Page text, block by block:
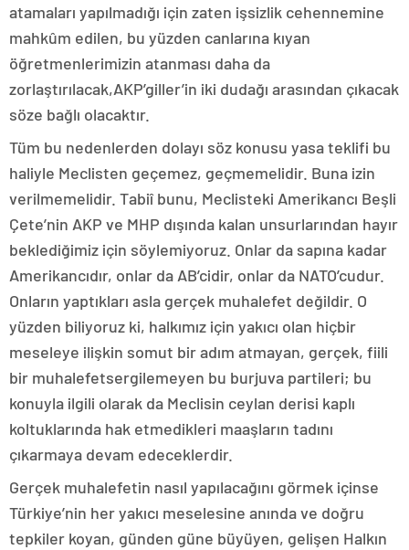
atamaları yapılmadığı için zaten işsizlik cehennemine
mahkûm edilen, bu yüzden canlarına kıyan
öğretmenlerimizin atanması daha da
zorlaştırılacak,AKP’giller’in iki dudağı arasından çıkacak
söze bağlı olacaktır.
Tüm bu nedenlerden dolayı söz konusu yasa teklifi bu
haliyle Meclisten geçemez, geçmemelidir. Buna izin
verilmemelidir. Tabiî bunu, Meclisteki Amerikancı Beşli
Çete’nin AKP ve MHP dışında kalan unsurlarından hayır
beklediğimiz için söylemiyoruz. Onlar da sapına kadar
Amerikancıdır, onlar da AB’cidir, onlar da NATO’cudur.
Onların yaptıkları asla gerçek muhalefet değildir. O
yüzden biliyoruz ki, halkımız için yakıcı olan hiçbir
meseleye ilişkin somut bir adım atmayan, gerçek, fiili
bir muhalefetsergilemeyen bu burjuva partileri; bu
konuyla ilgili olarak da Meclisin ceylan derisi kaplı
koltuklarında hak etmedikleri maaşların tadını
çıkarmaya devam edeceklerdir.
Gerçek muhalefetin nasıl yapılacağını görmek içinse
Türkiye’nin her yakıcı meselesine anında ve doğru
tepkiler koyan, günden güne büyüyen, gelişen Halkın